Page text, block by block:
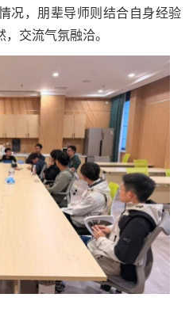
况，朋辈导师则结合自身经验
交流气氛融洽。